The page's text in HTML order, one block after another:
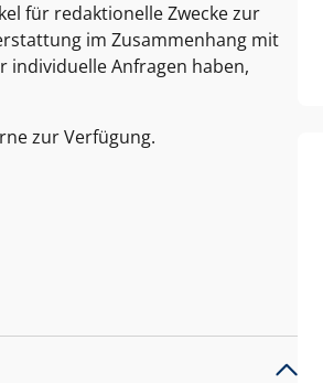
für redaktionelle Zwecke zur
im Zusammenhang mit
individuelle Anfragen haben,
zur Verfügung.